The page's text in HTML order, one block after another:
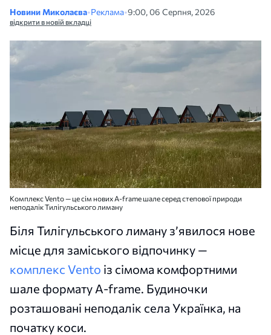
Новини Миколаєва•Реклама•9:00, 06 Серпня, 2026
відкрити в новій вкладці
Комплекс Vento — це сім нових A-frame шале серед степової природи
неподалік Тилігульського лиману
Біля Тилігульського лиману з’явилося нове
місце для заміського відпочинку —
комплекс Vento із сімома комфортними
шале формату A-frame. Будиночки
розташовані неподалік села Українка, на
початку коси.